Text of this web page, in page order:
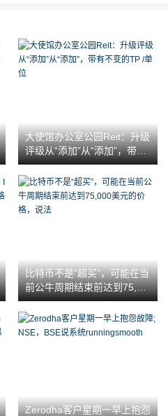
大使馆办公室公园Reit：升级
评级从“添加”从“添加”，带有
不变的TP /单位
比特币不是“超买”，可能在当
前公牛周期结束前达到75,00
0美元的价格，说法
Zerodha客户星期一早上抱怨